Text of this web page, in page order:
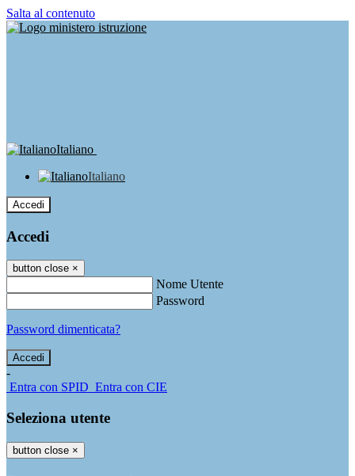
Salta al contenuto
Italiano
Italiano
Accedi
Accedi
button close ×
Nome Utente
Password
Password dimenticata?
-
Entra con SPID Entra con CIE
Seleziona utente
button close ×